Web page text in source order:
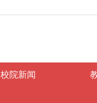
校院新闻